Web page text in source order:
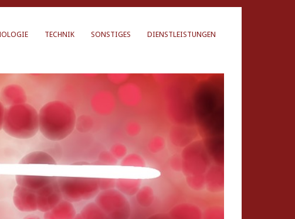
TECHNIK SONSTIGES DIENSTLEISTUNGEN